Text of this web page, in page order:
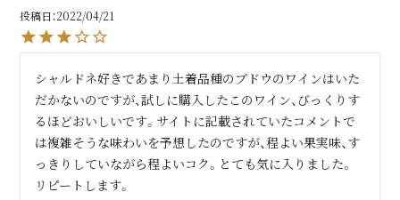
投稿日 2022/04/21
シャルドネ好きであまり土着品種のブドウのワインはいた
だかないのですが、試しに購入したこのワイン、びっくりす
るほどおいしいです。サイトに記載されていたコメントで
は複雑そうな味わいを予想したのですが、程よい果実味、す
っきりしていながら程よいコク。とても気に入りました。
リピートします。